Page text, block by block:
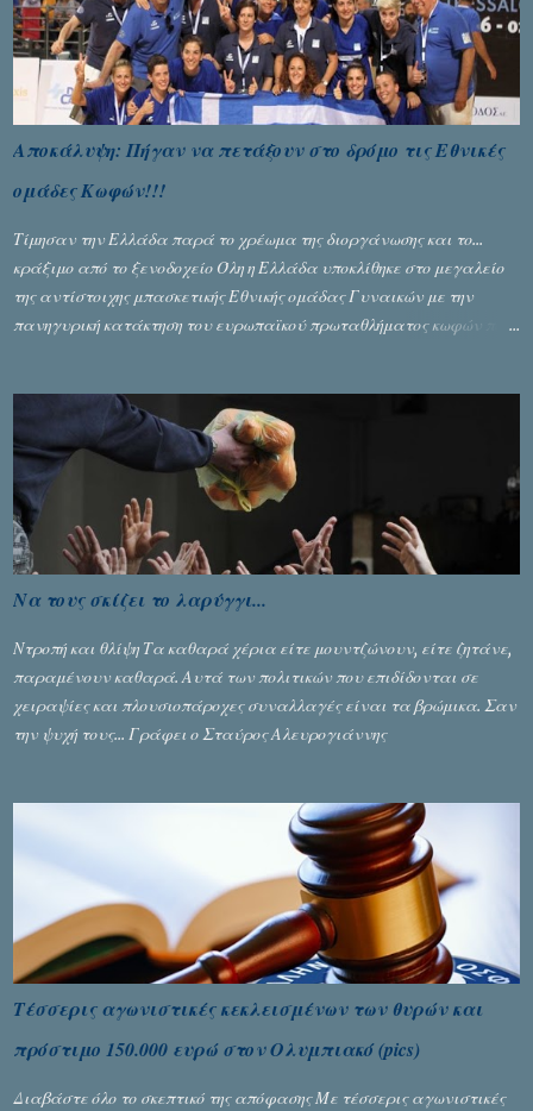
Αποκάλυψη: Πήγαν να πετάξουν στο δρόμο τις Εθνικές
ομάδες Κωφών!!!
Τίμησαν την Ελλάδα παρά το χρέωμα της διοργάνωσης και το...
κράξιμο από το ξενοδοχείο Όλη η Ελλάδα υποκλίθηκε στο μεγαλείο
της αντίστοιχης μπασκετικής Εθνικής ομάδας Γυναικών με την
πανηγυρική κατάκτηση του ευρωπαϊκού πρωταθλήματος κωφών που
Ζέρβα με την πορεία τους που ολοκληρώθηκε με τη νίκη τους στον
τελικό επί της Λιθουανίας, υπάρχουν και τα δυσάρεστα. Τα πολύ
δυσάρεστα...
Να τους σκίζει το λαρύγγι...
Ντροπή και θλίψη Τα καθαρά χέρια είτε μουντζώνουν, είτε ζητάνε,
παραμένουν καθαρά. Αυτά των πολιτικών που επιδίδονται σε
χειραψίες και πλουσιοπάροχες συναλλαγές είναι τα βρώμικα. Σαν
την ψυχή τους... Γράφει ο Σταύρος Αλευρογιάννης
Τέσσερις αγωνιστικές κεκλεισμένων των θυρών και
πρόστιμο 150.000 ευρώ στον Ολυμπιακό (pics)
Διαβάστε όλο το σκεπτικό της απόφασης Με τέσσερις αγωνιστικές